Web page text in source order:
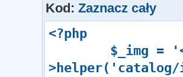
Kod:Zaznacz cały
<?php
$_img =